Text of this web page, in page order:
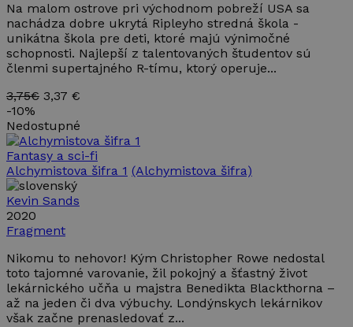
Na malom ostrove pri východnom pobreží USA sa
nachádza dobre ukrytá Ripleyho stredná škola -
unikátna škola pre deti, ktoré majú výnimočné
schopnosti. Najlepší z talentovaných študentov sú
členmi supertajného R-tímu, ktorý operuje...
3,75€ 3,37 €
-10%
Nedostupné
Fantasy a sci-fi
Alchymistova šifra 1 (Alchymistova šifra)
Kevin Sands
2020
Fragment
Nikomu to nehovor! Kým Christopher Rowe nedostal
toto tajomné varovanie, žil pokojný a šťastný život
lekárnického učňa u majstra Benedikta Blackthorna –
až na jeden či dva výbuchy. Londýnskych lekárnikov
však začne prenasledovať z...